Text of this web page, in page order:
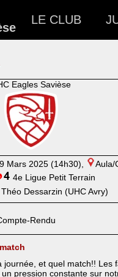
LE CLUB
Eagles Savièse
Mars 2025 (14h30),
Aula/
4e Ligue Petit Terrain
Théo Dessarzin (UHC Avry)
Rendu
journée, et quel match!!
pression constante sur